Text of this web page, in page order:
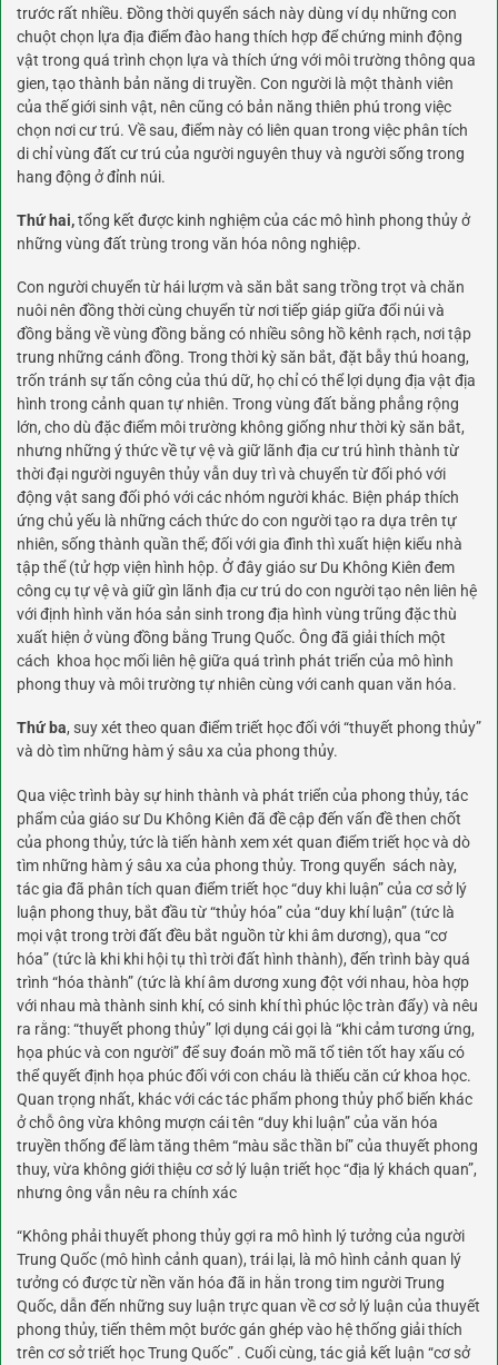
trước rất nhiều. Đồng thời quyển sách này dùng ví dụ những con
chuột chọn lựa địa điểm đào hang thích hợp để chứng minh động
vật trong quá trình chọn lựa và thích ứng với môi trường thông qua
gien, tạo thành bản năng di truyền. Con người là một thành viên
của thế giới sinh vật, nên cũng có bản năng thiên phú trong việc
chọn nơi cư trú. Về sau, điểm này có liên quan trong việc phân tích
di chỉ vùng đất cư trú của người nguyên thuy và người sống trong
hang động ở đỉnh núi.
Thứ hai,tổng kết được kinh nghiệm của các mô hình phong thủy ở
những vùng đất trùng trong văn hóa nông nghiệp.
Con người chuyển từ hái lượm và săn bắt sang trồng trọt và chăn
nuôi nên đồng thời cùng chuyển từ nơi tiếp giáp giữa đổi núi và
đồng bằng về vùng đồng bằng có nhiều sông hồ kênh rạch, nơi tập
trung những cánh đồng. Trong thời kỳ săn bắt, đặt bẫy thú hoang,
trốn tránh sự tấn công của thú dữ, họ chỉ có thể lợi dụng địa vật địa
hình trong cảnh quan tự nhiên. Trong vùng đất bằng phẳng rộng
lớn, cho dù đặc điểm môi trường không giống như thời kỳ săn bắt,
nhưng những ý thức về tự vệ và giữ lãnh địa cư trú hình thành từ
thời đại người nguyên thủy vẫn duy trì và chuyển từ đối phó với
động vật sang đối phó với các nhóm người khác. Biện pháp thích
ứng chủ yếu là những cách thức do con người tạo ra dựa trên tự
nhiên, sống thành quần thể; đối với gia đình thì xuất hiện kiểu nhà
tập thể (tử hợp viện hình hộp. Ở đây giáo sư Du Không Kiên đem
công cụ tự vệ và giữ gìn lãnh địa cư trú do con người tạo nên liên hệ
với định hình văn hóa sản sinh trong địa hình vùng trũng đặc thù
xuất hiện ở vùng đồng bằng Trung Quốc. Ông đã giải thích một
cách khoa học mối liên hệ giữa quá trình phát triển của mô hình
phong thuy và môi trường tự nhiên cùng với canh quan văn hóa.
Thứ ba, suy xét theo quan điểm triết học đối với “thuyết phong thủy”
và dò tìm những hàm ý sâu xa của phong thủy.
Qua việc trình bày sự hinh thành và phát triển của phong thủy, tác
phẩm của giáo sư Du Không Kiên đã đề cập đến vấn đề then chốt
của phong thủy, tức là tiến hành xem xét quan điểm triết học và dò
tìm những hàm ý sâu xa của phong thủy. Trong quyển sách này,
tác gia đã phân tích quan điểm triết học “duy khi luận” của cơ sở lý
luận phong thuy, bắt đầu từ “thủy hóa” của “duy khí luận” (tức là
mọi vật trong trời đất đều bắt nguồn từ khi âm dương), qua “cơ
hóa” (tức là khi khi hội tụ thì trời đất hình thành), đến trình bày quá
trình “hóa thành” (tức là khí âm dương xung đột với nhau, hòa hợp
với nhau mà thành sinh khí, có sinh khí thì phúc lộc tràn đẩy) và nêu
ra rằng: “thuyết phong thủy” lợi dụng cái gọi là “khi cảm tương ứng,
họa phúc và con người” để suy đoán mồ mã tổ tiên tốt hay xấu có
thể quyết định họa phúc đối với con cháu là thiếu căn cứ khoa học.
Quan trọng nhất, khác với các tác phẩm phong thủy phổ biến khác
ở chỗ ông vừa không mượn cái tên “duy khi luận” của văn hóa
truyền thống để làm tăng thêm “màu sắc thần bí” của thuyết phong
thuy, vừa không giới thiệu cơ sở lý luận triết học “địa lý khách quan”,
nhưng ông vẫn nêu ra chính xác
“Không phải thuyết phong thủy gợi ra mô hình lý tưởng của người
Trung Quốc (mô hình cảnh quan), trái lại, là mô hình cảnh quan lý
tưởng có được từ nền văn hóa đã in hằn trong tim người Trung
Quốc, dẫn đến những suy luận trực quan về cơ sở lý luận của thuyết
phong thủy, tiến thêm một bước gán ghép vào hệ thống giải thích
trên cơ sở triết học Trung Quốc” . Cuối cùng, tác giả kết luận “cơ sở